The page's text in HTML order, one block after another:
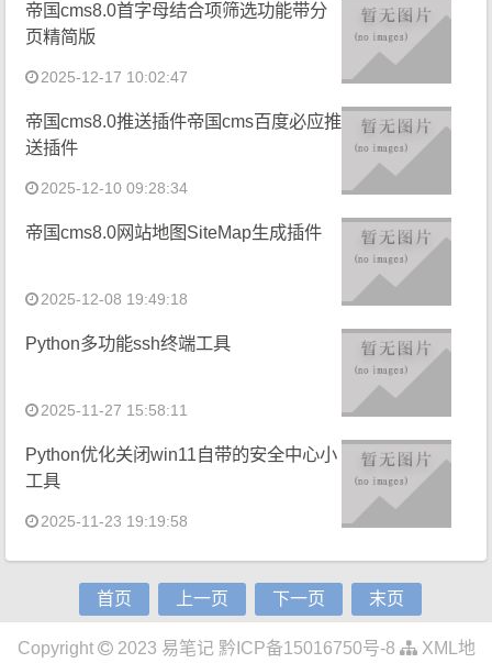
帝国cms8.0首字母结合项筛选功能带分
页精简版
2025-12-17 10:02:47
帝国cms8.0推送插件帝国cms百度必应推
送插件
2025-12-10 09:28:34
帝国cms8.0网站地图SiteMap生成插件
2025-12-08 19:49:18
Python多功能ssh终端工具
2025-11-27 15:58:11
Python优化关闭win11自带的安全中心小
工具
2025-11-23 19:19:58
首页 上一页 下一页 末页
Copyright 2023 易笔记 黔ICP备15016750号-8 XML地